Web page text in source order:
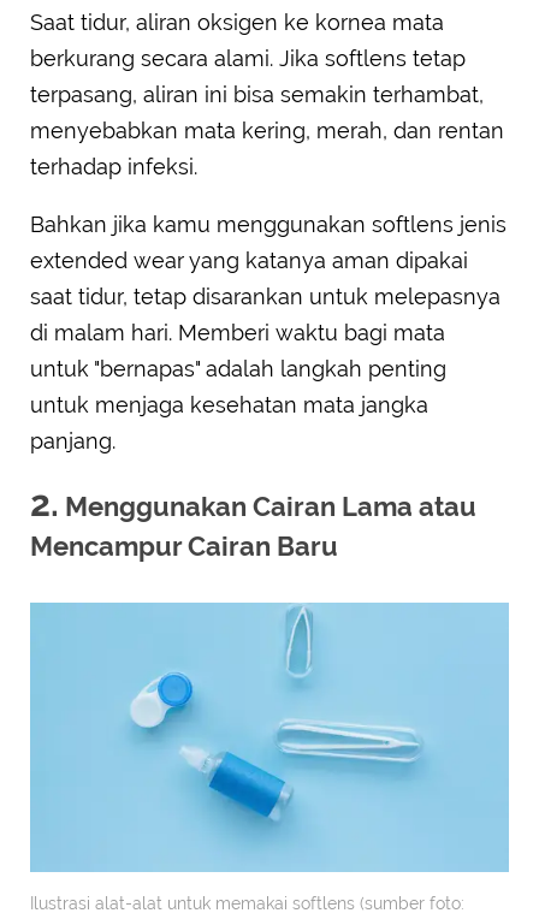
Saat tidur, aliran oksigen ke kornea mata
berkurang secara alami. Jika softlens tetap
terpasang, aliran ini bisa semakin terhambat,
menyebabkan mata kering, merah, dan rentan
terhadap infeksi.
Bahkan jika kamu menggunakan softlens jenis
extended wear yang katanya aman dipakai
saat tidur, tetap disarankan untuk melepasnya
di malam hari. Memberi waktu bagi mata
untuk "bernapas" adalah langkah penting
untuk menjaga kesehatan mata jangka
panjang.
2. Menggunakan Cairan Lama atau
Mencampur Cairan Baru
Ilustrasi alat-alat untuk memakai softlens (sumber foto: